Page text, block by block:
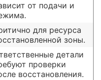
от подачи и
для ресурса
зоны.
детали
проверки
восстановления.